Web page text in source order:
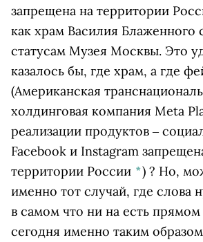
запрещена на территории
как храм Василия Блаженного
статусам Музея Москвы. Это
казалось бы, где храм, а где
(Американская
холдинговая компания Meta
реализации продуктов ‒
Facebook и Instagram
территории России *) ? Но,
именно тот случай, где слова
в самом что ни на есть
сегодня именно таким